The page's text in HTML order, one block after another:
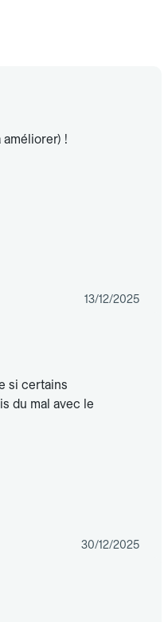
!
13/12/2025
si certains
du mal avec le
30/12/2025